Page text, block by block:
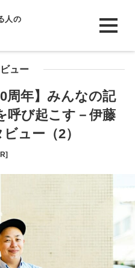
人の
ュー
周年】みんなの記
呼び起こす－伊藤
ュー（2）